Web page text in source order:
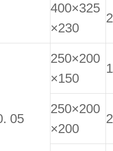
400×325
×230
05
250×200
×150
250×200
×200